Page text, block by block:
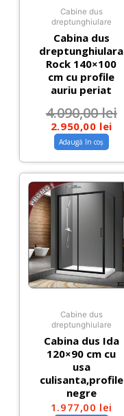
Cabine dus
dreptunghiulare
Cabina dus
dreptunghiulara
Rock 140×100
cm cu profile
auriu periat
4.090,00lei
2.950,00 lei
Adaugă în coș
Cabine dus
dreptunghiulare
Cabina dus Ida
120×90 cm cu
usa
culisanta,profile
negre
1.977,00 lei